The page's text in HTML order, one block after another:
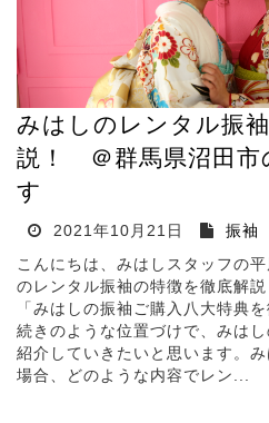
みはしのレンタル振
説！ ＠群馬県沼田市
す
2021年10月21日
振袖
こんにちは、みはしスタッフの
のレンタル振袖の特徴を徹底解
「みはしの振袖ご購入八大特典
続きのような位置づけで、みは
紹介していきたいと思います。
場合、どのような内容でレン...